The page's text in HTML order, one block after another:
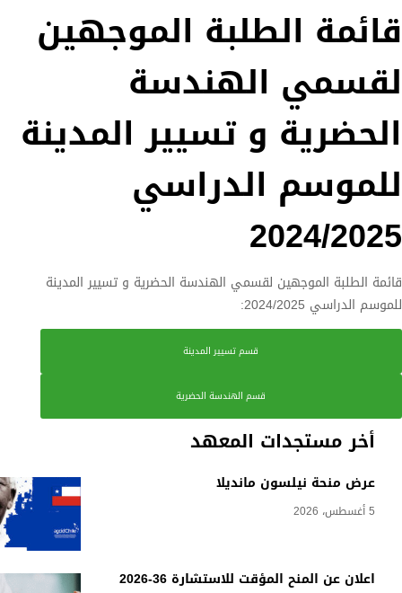
أخر مستجدات المعهد
عرض منحة نيلسون مانديلا
5 أغسطس، 2026
اعلان عن المنح المؤقت للاستشارة 36-2026
قائمة الطلبة الموجهين
لقسمي الهندسة
الحضرية و تسيير المدينة
للموسم الدراسي
2024/2025
قائمة الطلبة الموجهين لقسمي الهندسة الحضرية و تسيير المدينة
للموسم الدراسي 2024/2025:
قسم تسيير المدينة
قسم الهندسة الحضرية